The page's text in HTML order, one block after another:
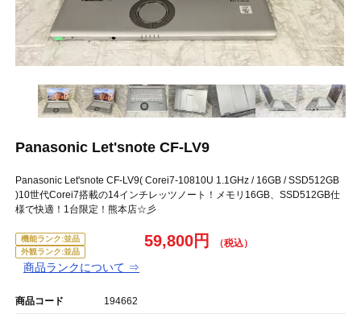
Panasonic Let'snote CF-LV9
Panasonic Let'snote CF-LV9( Corei7-10810U 1.1GHz / 16GB / SSD512GB
)10世代Corei7搭載の14インチレッツノート！メモリ16GB、SSD512GB仕
様で快適！1台限定！熊本店☆彡
機能ランク:並品
外観ランク:並品
商品ランクについて ⇒
59,800円
商品コード 194662